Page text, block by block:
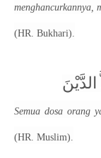
menghancurkannya,
(HR. Bukhari).
الدَّيْنَ
Semua dosa orang
(HR. Muslim).